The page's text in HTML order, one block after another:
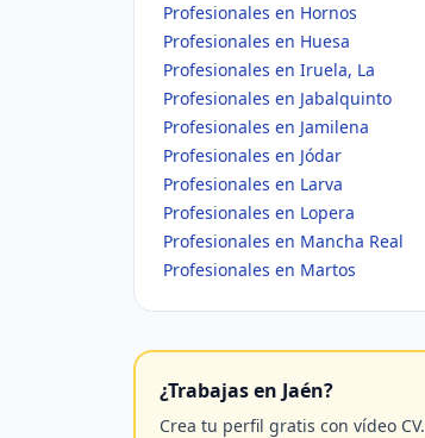
Profesionales en Hornos
Profesionales en Huesa
Profesionales en Iruela, La
Profesionales en Jabalquinto
Profesionales en Jamilena
Profesionales en Jódar
Profesionales en Larva
Profesionales en Lopera
Profesionales en Mancha Real
Profesionales en Martos
¿Trabajas en Jaén?
Crea tu perfil gratis con vídeo CV.